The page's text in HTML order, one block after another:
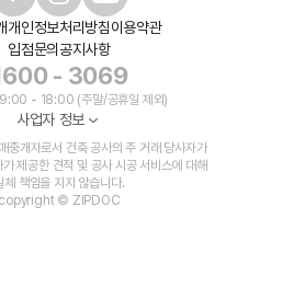
개인정보처리방침이용약관
입점문의 공지사항
- 3069
- 18:00 (주말/공휴일 제외)
사업자 정보
중개자로서 건축 공사의 주 거래 당사자가
제공한 견적 및 공사 시공 서비스에 대해
체 책임을 지지 않습니다.
copyright © ZIPDOC